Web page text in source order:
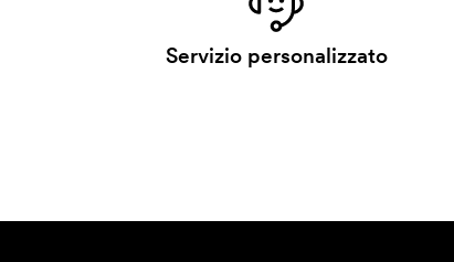
Servizio personalizzato